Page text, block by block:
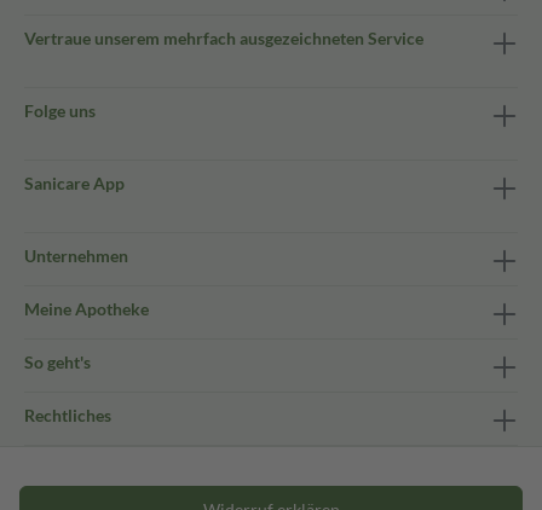
Vertraue unserem mehrfach ausgezeichneten Service
Folge uns
Sanicare App
Unternehmen
Meine Apotheke
So geht's
Rechtliches